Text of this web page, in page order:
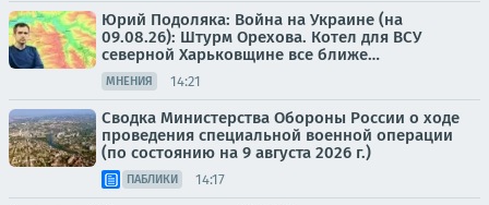
Юрий Подоляка: Война на Украине (на
09.08.26): Штурм Орехова. Котел для ВСУ
северной Харьковщине все ближе…
МНЕНИЯ 14:21
Сводка Министерства Обороны России о ходе
проведения специальной военной операции
(по состоянию на 9 августа 2026 г.)
ПАБЛИКИ 14:17